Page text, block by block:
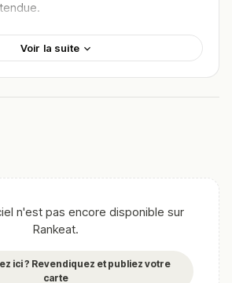
, AHPÉ propose une salle cosy aux murs
mais dynamique — parfait pour un
fil des saisons, selon les arrivages &
Idir Fseil : on y trouve des plats
de cochon au piment vert,
, le
aussi audacieux que maîtrisés.
Voir la suite
n'est pas encore disponible sur
Rankeat.
ici ? Revendiquez et publiez votre
carte